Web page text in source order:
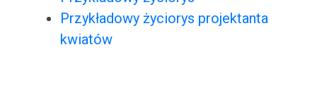
Przykładowy życiorys projektanta
kwiatów